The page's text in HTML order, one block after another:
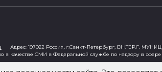
Адрес: 197022 Россия, г.Санкт-Петербург, ВН.ТЕР.Г.
в качестве СМИ в Федеральной службе по надзору в
"Рост"